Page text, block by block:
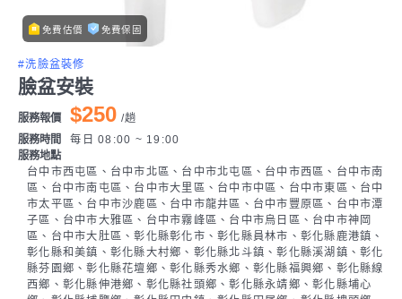
免費估價 免費保固
#洗臉盆裝修
臉盆安裝
服務報價 $250 /趟
服務時間
每日 08:00 ~ 19:00
服務地點
台中市西屯區、台中市北區、台中市北屯區、台中市西區、台中市南
區、台中市南屯區、台中市大里區、台中市中區、台中市東區、台中
市太平區、台中市沙鹿區、台中市龍井區、台中市豐原區、台中市潭
子區、台中市大雅區、台中市霧峰區、台中市烏日區、台中市神岡
區、台中市大肚區、彰化縣彰化市、彰化縣員林市、彰化縣鹿港鎮、
彰化縣和美鎮、彰化縣大村鄉、彰化縣北斗鎮、彰化縣溪湖鎮、彰化
縣芬園鄉、彰化縣花壇鄉、彰化縣秀水鄉、彰化縣福興鄉、彰化縣線
西鄉、彰化縣伸港鄉、彰化縣社頭鄉、彰化縣永靖鄉、彰化縣埔心